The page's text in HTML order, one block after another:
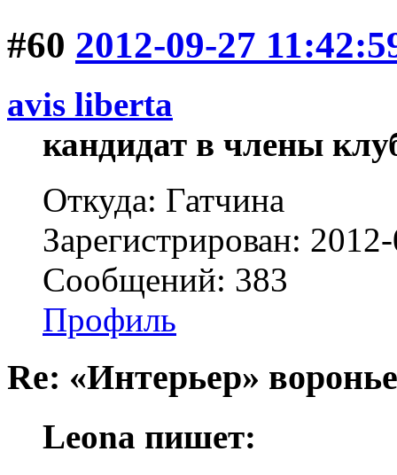
#60 2012-09-27
avis libertа
кандидат в члены
Откуда: Гатчина
Зарегистрирован:
Сообщений: 383
Профиль
Re: «Интерьер»
Leona пишет: